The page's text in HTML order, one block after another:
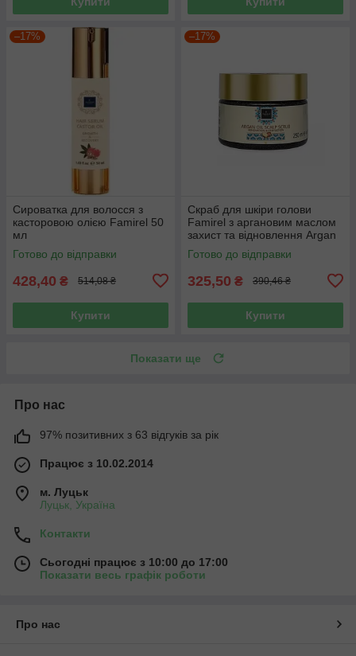
–17%
Сироватка для волосся з
касторовою олією Famirel 50
мл
Готово до відправки
428,40 ₴ 514,08 ₴
Купити
–17%
Скраб для шкіри голови
Famirel з аргановим маслом
захист та відновлення Argan
250 мл
Готово до відправки
325,50 ₴ 390,46 ₴
Купити
Показати ще
Про нас
97% позитивних з 63 відгуків за рік
Працює з 10.02.2014
м. Луцьк
Луцьк, Україна
Контакти
Сьогодні працює з 10:00 до 17:00
Показати весь графік роботи
Про нас